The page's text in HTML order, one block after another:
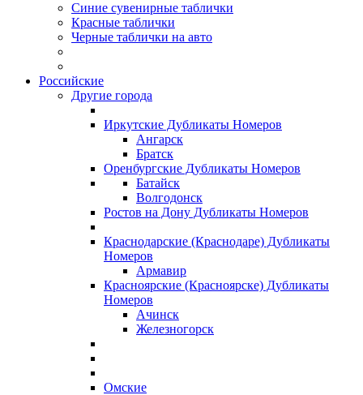
Синие сувенирные таблички
Красные таблички
Черные таблички на авто
Российские
Другие города
Иркутские Дубликаты Номеров
Ангарск
Братск
Оренбургские Дубликаты Номеров
Батайск
Волгодонск
Ростов на Дону Дубликаты Номеров
Краснодарские (Краснодаре) Дубликаты
Номеров
Армавир
Красноярские (Красноярске) Дубликаты
Номеров
Ачинск
Железногорск
Омские